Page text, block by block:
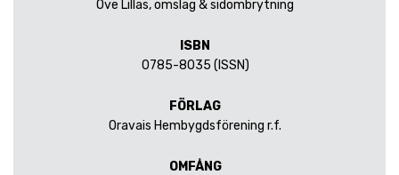
Ove Lillas, omslag & sidombrytning
ISBN
0785-8035 (ISSN)
FÖRLAG
Oravais Hembygdsförening r.f.
OMFÅNG